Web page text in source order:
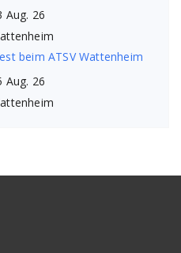
Aug. 26
beim ATSV Wattenheim
Aug. 26